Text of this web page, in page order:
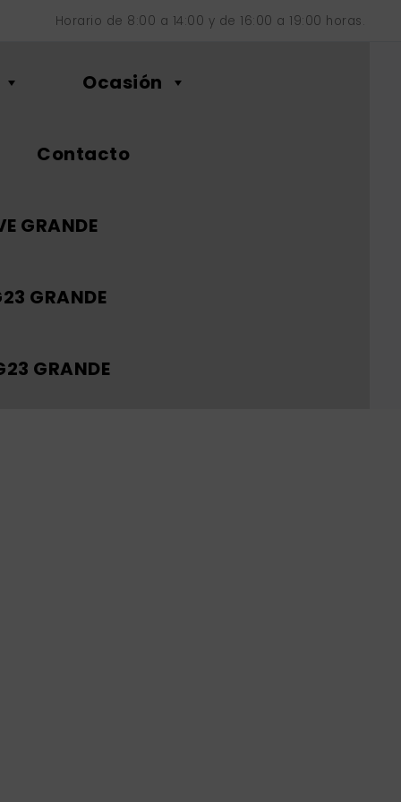
Horario de 8:00 a 14:00 y de 16:00 a 19:00 horas.
Ocasión
Contacto
GRANDE
GRANDE
GRANDE